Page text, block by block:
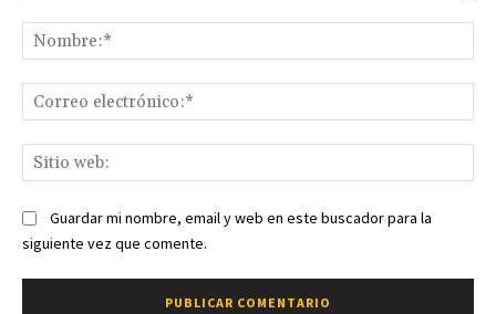
Guardar mi nombre, email y web en este buscador para la
siguiente vez que comente.